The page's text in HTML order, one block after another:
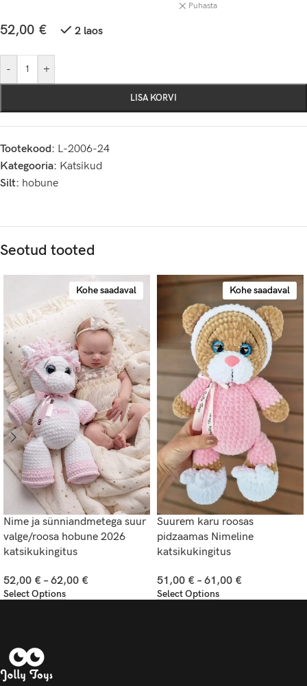
Puhasta
52,00 € 2 laos
- +
LISA KORVI
Tootekood: L-2006-24
Kategooria: Katsikud
Silt: hobune
Seotud tooted
Kohe saadaval
Nime ja sünniandmetega suur
valge/roosa hobune 2026
katsikukingitus
52,00 € – 62,00 €
Select Options
Kohe saadaval
Suurem karu roosas
pidzaamas Nimeline
katsikukingitus
51,00 € – 61,00 €
Select Options